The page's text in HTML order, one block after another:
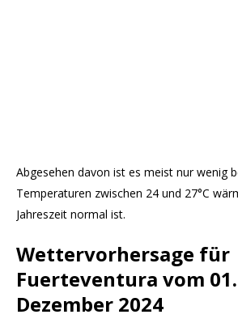
Abgesehen davon ist es meist nur wenig
Temperaturen zwischen 24 und 27°C
Jahreszeit normal ist.
Wettervorhersage für
Fuerteventura vom
Dezember 2024